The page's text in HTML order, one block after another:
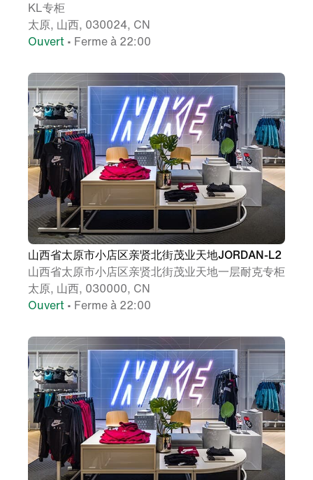
KL专柜
太原, 山西, 030024, CN
Ouvert • Ferme à 22:00
山西省太原市小店区亲贤北街茂业天地JORDAN-L2
山西省太原市小店区亲贤北街茂业天地一层耐克专柜
太原, 山西, 030000, CN
Ouvert • Ferme à 22:00